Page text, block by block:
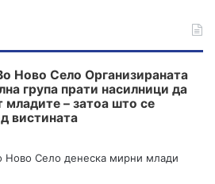
Ново Село Организираната
група прати насилници да
младите – затоа што се
вистината
Село денеска мирни млади